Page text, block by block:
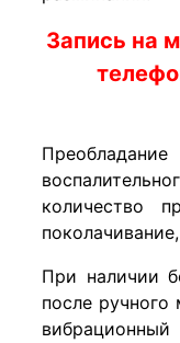
Запись на
количество
При наличии
после ручного